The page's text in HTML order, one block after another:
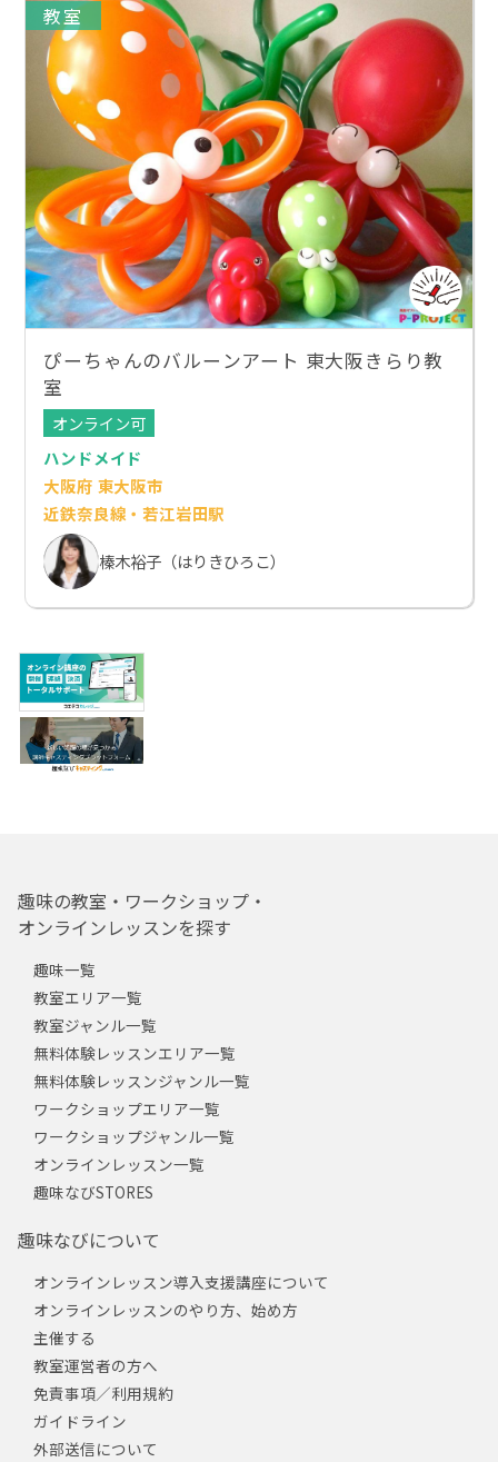
教室
ぴーちゃんのバルーンアート 東大阪きらり教
室
オンライン可
ハンドメイド
大阪府 東大阪市
近鉄奈良線・若江岩田駅
榛木裕子（はりきひろこ）
趣味の教室・ワークショップ・
オンラインレッスンを探す
趣味一覧
教室エリア一覧
教室ジャンル一覧
無料体験レッスンエリア一覧
無料体験レッスンジャンル一覧
ワークショップエリア一覧
ワークショップジャンル一覧
オンラインレッスン一覧
趣味なびSTORES
趣味なびについて
オンラインレッスン導入支援講座について
オンラインレッスンのやり方、始め方
主催する
教室運営者の方へ
免責事項／利用規約
ガイドライン
外部送信について